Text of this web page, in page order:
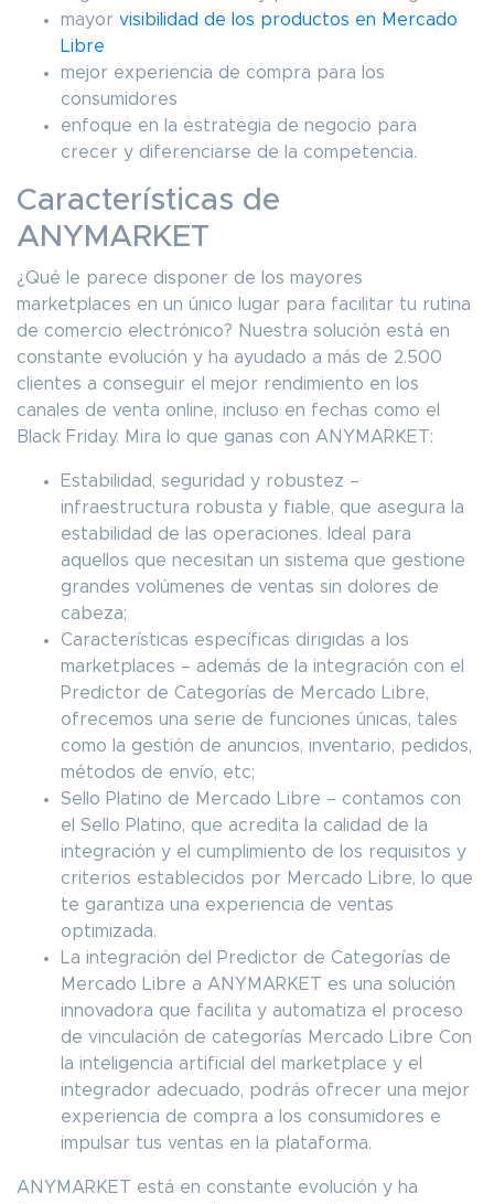
mayor visibilidad de los productos en Mercado
Libre
mejor experiencia de compra para los
consumidores
enfoque en la estrategia de negocio para
crecer y diferenciarse de la competencia.
Características de
ANYMARKET
¿Qué le parece disponer de los mayores
marketplaces en un único lugar para facilitar tu rutina
de comercio electrónico? Nuestra solución está en
constante evolución y ha ayudado a más de 2.500
clientes a conseguir el mejor rendimiento en los
canales de venta online, incluso en fechas como el
Black Friday. Mira lo que ganas con ANYMARKET:
Estabilidad, seguridad y robustez –
infraestructura robusta y fiable, que asegura la
estabilidad de las operaciones. Ideal para
aquellos que necesitan un sistema que gestione
grandes volúmenes de ventas sin dolores de
cabeza;
Características específicas dirigidas a los
marketplaces – además de la integración con el
Predictor de Categorías de Mercado Libre,
ofrecemos una serie de funciones únicas, tales
como la gestión de anuncios, inventario, pedidos,
métodos de envío, etc;
Sello Platino de Mercado Libre – contamos con
el Sello Platino, que acredita la calidad de la
integración y el cumplimiento de los requisitos y
criterios establecidos por Mercado Libre, lo que
te garantiza una experiencia de ventas
optimizada.
La integración del Predictor de Categorías de
Mercado Libre a ANYMARKET es una solución
innovadora que facilita y automatiza el proceso
de vinculación de categorías Mercado Libre Con
la inteligencia artificial del marketplace y el
integrador adecuado, podrás ofrecer una mejor
experiencia de compra a los consumidores e
impulsar tus ventas en la plataforma.
ANYMARKET está en constante evolución y ha